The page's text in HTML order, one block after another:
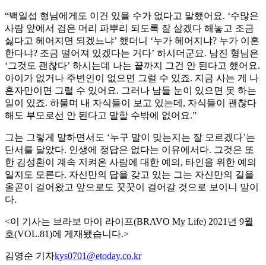
“백일섭 형님에게도 이건 있을 수가 없다고 말했어요. ‘수많은
사람 앞에서 검은 머리 파뿌리 되도록 잘 살겠다 해놓고 조금
싫다고 헤어지면 되겠느냐’ 했더니 ‘누가 헤어지냐? 누가 이혼
한다냐? 조금 떨어져 있겠다는 거다’ 하시더군요. 남진 형님은
‘그것도 괜찮다’ 하시는데 나는 끝까지 그건 안 된다고 했어요.
아이가 없거나 주변인이 없으면 그럴 수 있죠. 지금 사는 게 나
혼자만이면 그럴 수 있어요. 그러나 남들 눈이 있으면 못 하는
일이 있죠. 하물며 내 자식들이 보고 있는데, 자식들이 괜찮다
해도 부모로선 안 된다고 말할 수밖에 없어요.”
그는 그렇게 말하면서도 ‘누구 말이 맞는지는 잘 모르겠다’는
단서를 달았다. 인생에 정답은 없다는 이유에서다. 그것은 또
한 김성환이 계속 지켜온 사람에 대한 예의, 타인을 위한 예의
일지도 모른다. 자신만의 답을 갖고 있는 그는 자신만의 길을
올곧이 걸어왔고 앞으로도 꿋꿋이 걸어갈 것으로 보이니 말이
다.
<이 기사는 브라보 마이 라이프(BRAVO My Life) 2021년 9월
호(VOL.81)에 게재됐습니다.>
김영순 기자kys0701@etoday.co.kr